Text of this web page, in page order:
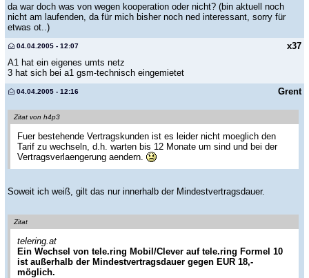
da war doch was von wegen kooperation oder nicht? (bin aktuell noch
nicht am laufenden, da für mich bisher noch ned interessant, sorry für
etwas ot..)
x37
04.04.2005 - 12:07
A1 hat ein eigenes umts netz
3 hat sich bei a1 gsm-technisch eingemietet
Grent
04.04.2005 - 12:16
Zitat von h4p3
Fuer bestehende Vertragskunden ist es leider nicht moeglich den
Tarif zu wechseln, d.h. warten bis 12 Monate um sind und bei der
Vertragsverlaengerung aendern.
Soweit ich weiß, gilt das nur innerhalb der Mindestvertragsdauer.
Zitat
telering.at
Ein Wechsel von tele.ring Mobil/Clever auf tele.ring Formel 10
ist außerhalb der Mindestvertragsdauer gegen EUR 18,-
möglich.